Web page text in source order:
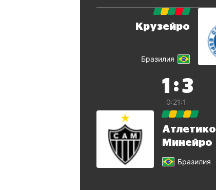
Крузейро
Бразилия
1 :3
0:21:1
Атлетико
Минейро
Бразилия